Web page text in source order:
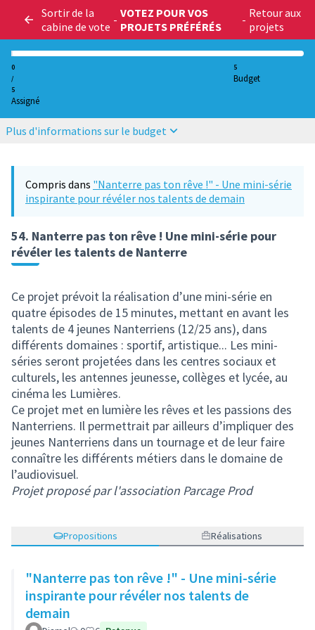
Sortir de la
cabine de vote - VOTEZ POUR VOS
PROJETS PRÉFÉRÉS
- Retour aux
projets
0
/
5
Assigné
5
Budget
Plus d'informations sur le budget
Compris dans "Nanterre pas ton rêve !" - Une mini-série
inspirante pour révéler nos talents de demain
54. Nanterre pas ton rêve ! Une mini-série pour
révéler les talents de Nanterre
Ce projet prévoit la réalisation d’une mini-série en
quatre épisodes de 15 minutes, mettant en avant les
talents de 4 jeunes Nanterriens (12/25 ans), dans
différents domaines : sportif, artistique... Les mini-
séries seront projetées dans les centres sociaux et
culturels, les antennes jeunesse, collèges et lycée, au
cinéma les Lumières.
Ce projet met en lumière les rêves et les passions des
Nanterriens. Il permettrait par ailleurs d’impliquer des
jeunes Nanterriens dans un tournage et de leur faire
connaître les différents métiers dans le domaine de
l’audiovisuel.
Projet proposé par l'association Parcage Prod
Propositions Réalisations
"Nanterre pas ton rêve !" - Une mini-série
inspirante pour révéler nos talents de
demain